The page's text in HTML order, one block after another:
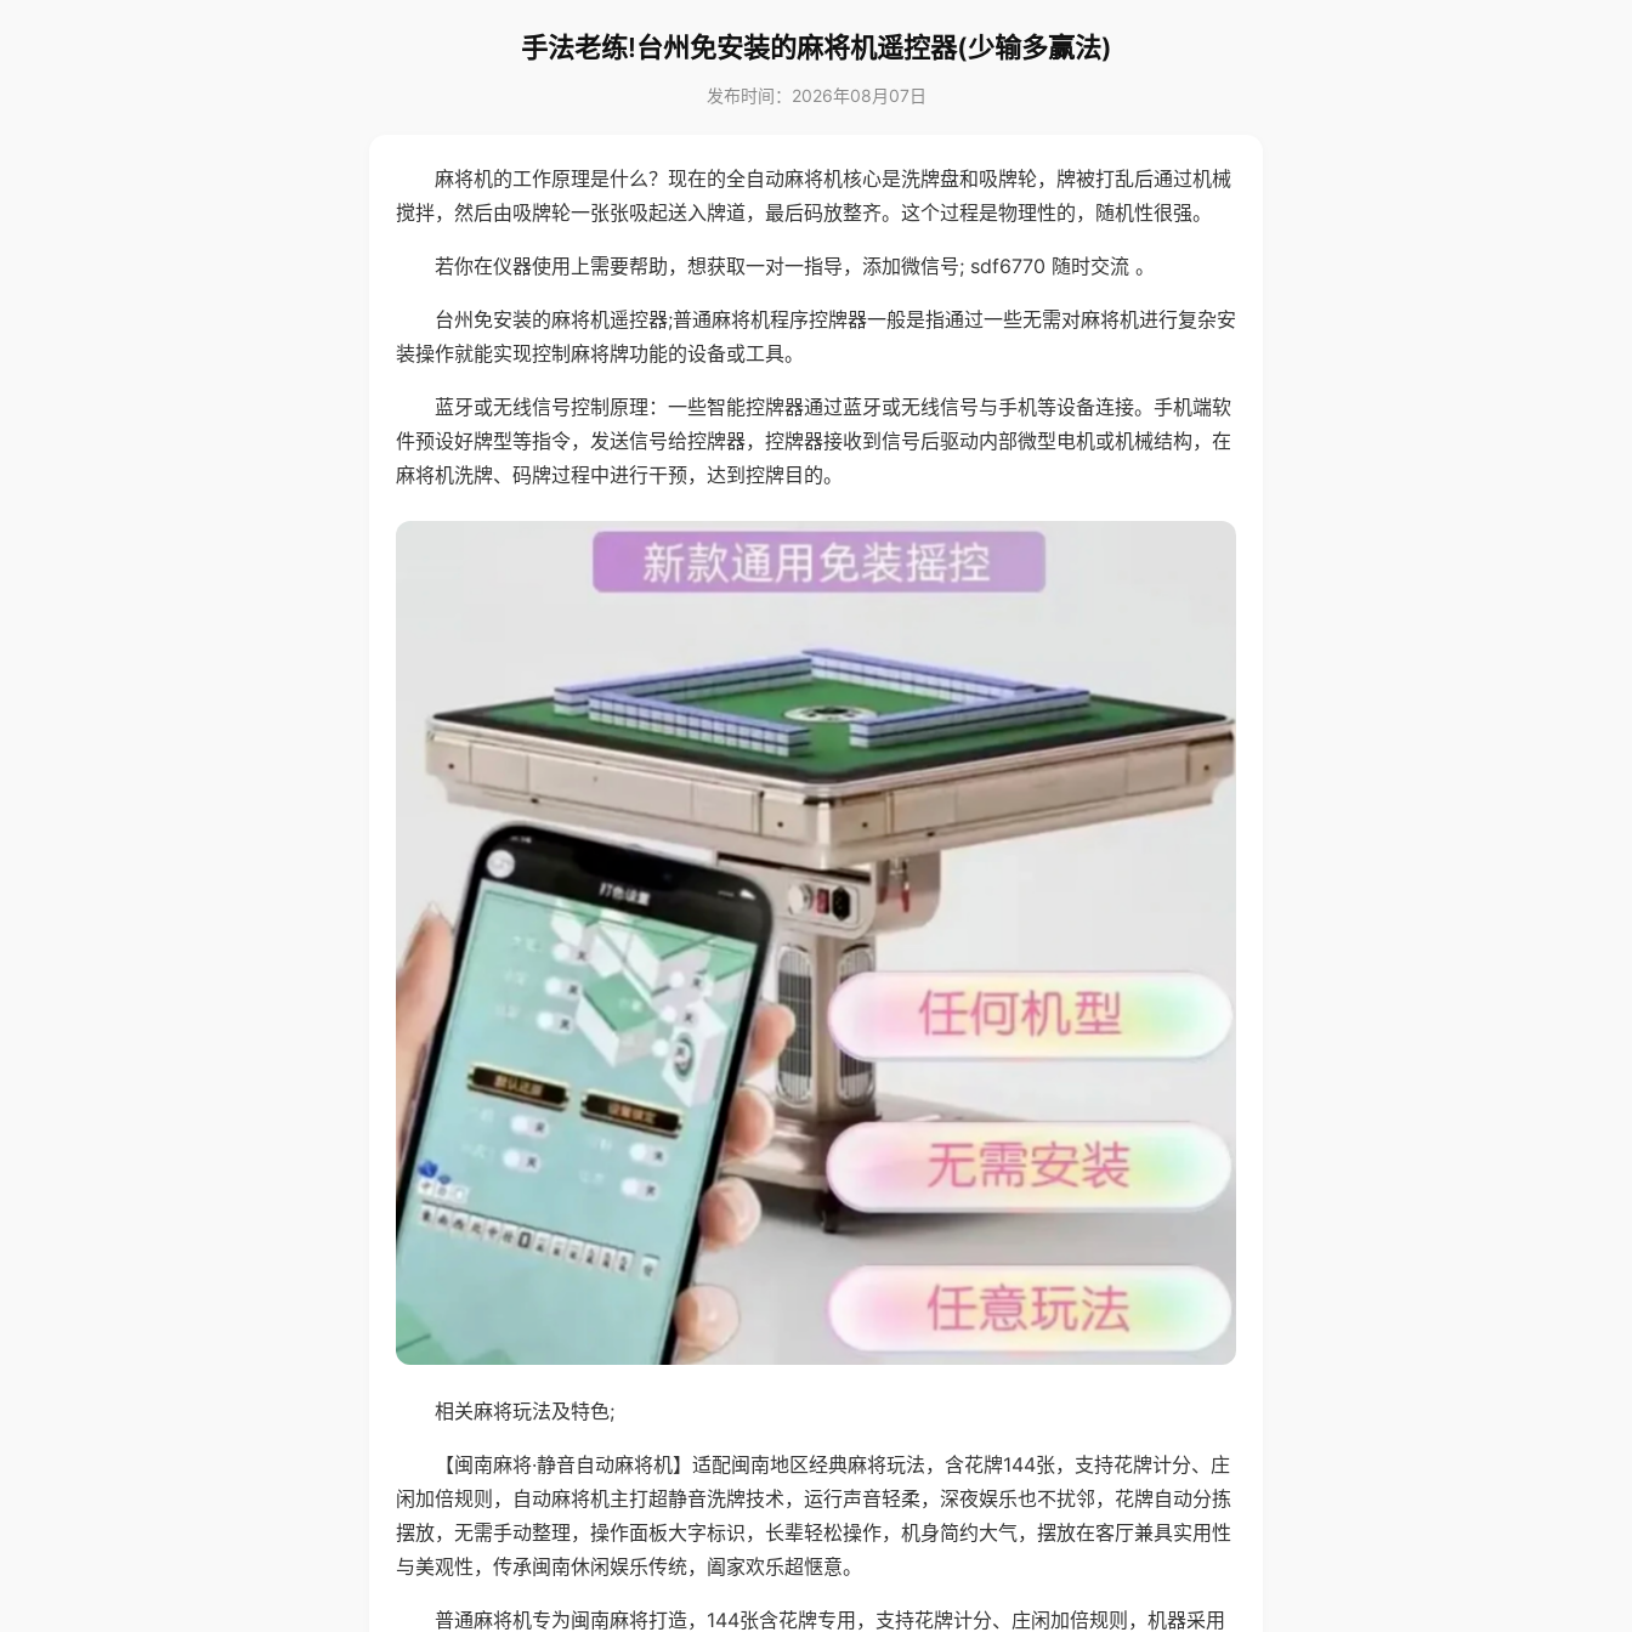
手法老练!台州免安装的麻将机遥控器(少输多赢法)
发布时间：2026年08月07日
麻将机的工作原理是什么？现在的全自动麻将机核心是洗牌盘和吸牌轮，牌被打乱后通过机械
搅拌，然后由吸牌轮一张张吸起送入牌道，最后码放整齐。这个过程是物理性的，随机性很强。
若你在仪器使用上需要帮助，想获取一对一指导，添加微信号; sdf6770 随时交流 。
台州免安装的麻将机遥控器;普通麻将机程序控牌器一般是指通过一些无需对麻将机进行复杂安
装操作就能实现控制麻将牌功能的设备或工具。
蓝牙或无线信号控制原理：一些智能控牌器通过蓝牙或无线信号与手机等设备连接。手机端软
件预设好牌型等指令，发送信号给控牌器，控牌器接收到信号后驱动内部微型电机或机械结构，在
麻将机洗牌、码牌过程中进行干预，达到控牌目的。
相关麻将玩法及特色;
【闽南麻将·静音自动麻将机】适配闽南地区经典麻将玩法，含花牌144张，支持花牌计分、庄
闲加倍规则，自动麻将机主打超静音洗牌技术，运行声音轻柔，深夜娱乐也不扰邻，花牌自动分拣
摆放，无需手动整理，操作面板大字标识，长辈轻松操作，机身简约大气，摆放在客厅兼具实用性
与美观性，传承闽南休闲娱乐传统，阖家欢乐超惬意。
普通麻将机专为闽南麻将打造，144张含花牌专用，支持花牌计分、庄闲加倍规则，机器采用